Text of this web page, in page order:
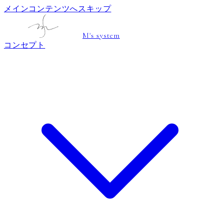
メインコンテンツへスキップ
M's system
コンセプト